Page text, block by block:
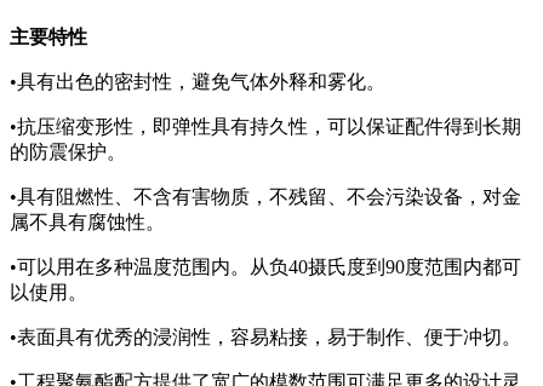
主要特性
•具有出色的密封性，避免气体外释和雾化。
•抗压缩变形性，即弹性具有持久性，可以保证配件得到长期
的防震保护。
•具有阻燃性、不含有害物质，不残留、不会污染设备，对金
属不具有腐蚀性。
•可以用在多种温度范围内。从负40摄氏度到90度范围内都可
以使用。
•表面具有优秀的浸润性，容易粘接，易于制作、便于冲切。